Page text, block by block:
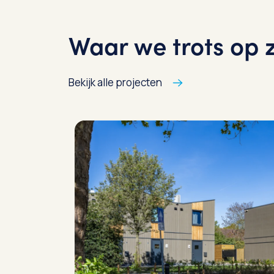
Waar we trots op
Bekijk alle projecten